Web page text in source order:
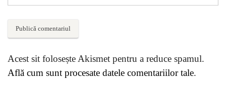
Acest sit folosește Akismet pentru a reduce spamul.
Află cum sunt procesate datele comentariilor tale.